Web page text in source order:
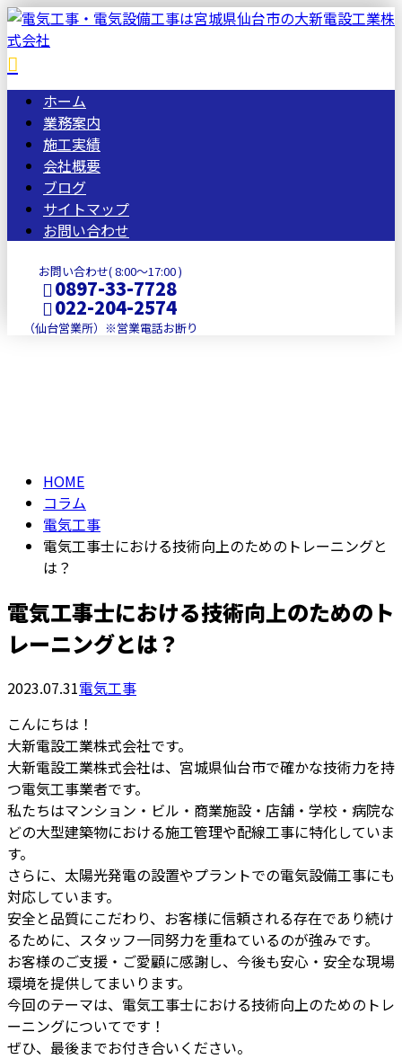
ホーム
業務案内
施工実績
会社概要
ブログ
サイトマップ
お問い合わせ
お問い合わせ( 8:00～17:00 )
0897-33-7728
022-204-2574
（仙台営業所）※営業電話お断り
HOME
コラム
電気工事
電気工事士における技術向上のためのトレーニングと
は？
電気工事士における技術向上のためのト
レーニングとは？
2023.07.31電気工事
こんにちは！
大新電設工業株式会社です。
大新電設工業株式会社は、宮城県仙台市で確かな技術力を持
つ電気工事業者です。
私たちはマンション・ビル・商業施設・店舗・学校・病院な
どの大型建築物における施工管理や配線工事に特化していま
す。
さらに、太陽光発電の設置やプラントでの電気設備工事にも
対応しています。
安全と品質にこだわり、お客様に信頼される存在であり続け
るために、スタッフ一同努力を重ねているのが強みです。
お客様のご支援・ご愛顧に感謝し、今後も安心・安全な現場
環境を提供してまいります。
今回のテーマは、電気工事士における技術向上のためのトレ
ーニングについてです！
ぜひ、最後までお付き合いください。